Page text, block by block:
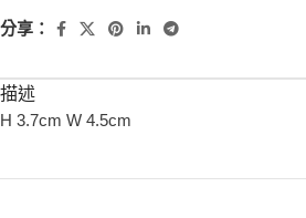
分享：
描述
H 3.7cm W 4.5cm